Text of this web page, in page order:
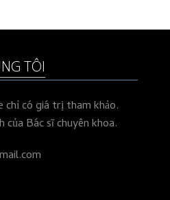
TÔI
có giá trị tham khảo.
Bác sĩ chuyên khoa.